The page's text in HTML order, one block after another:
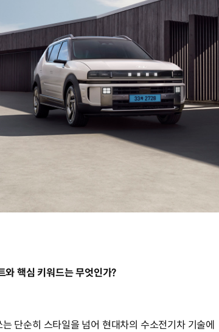
와 핵심 키워드는 무엇인가?
는 단순히 스타일을 넘어 현대차의 수소전기차 기술에